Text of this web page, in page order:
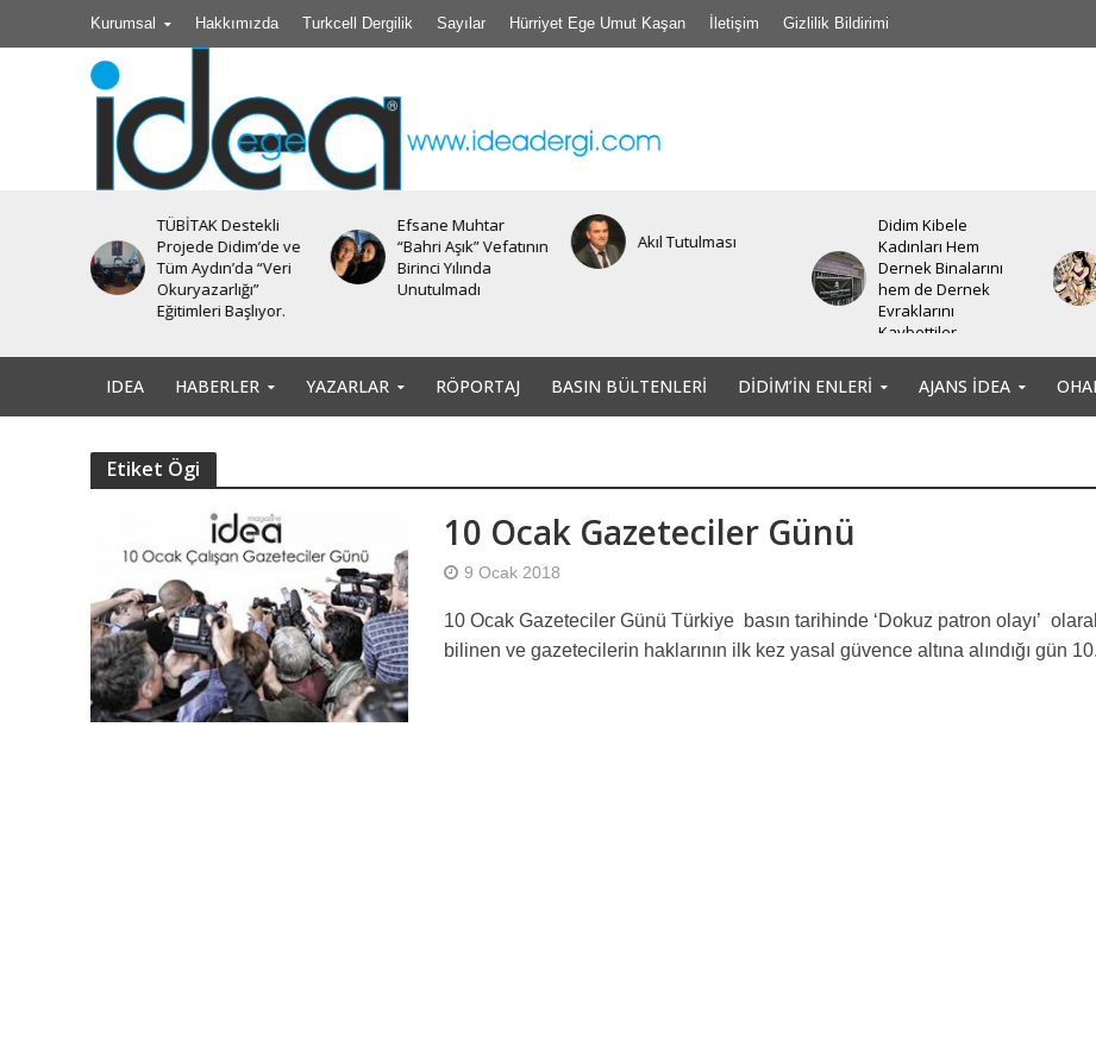
Kurumsal Hakkımızda Turkcell Dergilik Sayılar Hürriyet Ege Umut Kaşan İletişim Gizlilik Bildirimi
TÜBİTAK Destekli
Projede Didim’de ve
Tüm Aydın’da “Veri
Okuryazarlığı”
Eğitimleri Başlıyor.
Efsane Muhtar
“Bahri Aşık” Vefatının
Birinci Yılında
Unutulmadı
Akıl Tutulması
Didim Kibele
Kadınları Hem
Dernek Binalarını
hem de Dernek
Evraklarını
Kaybettiler.
IDEA HABERLER YAZARLAR RÖPORTAJ BASIN BÜLTENLERI DIDIM’IN ENLERI AJANS İDEA
Etiket Ögi
10 Ocak Gazeteciler Günü
9 Ocak 2018
10 Ocak Gazeteciler Günü Türkiye basın tarihinde ‘Dokuz patron olayı’
bilinen ve gazetecilerin haklarının ilk kez yasal güvence altına alındığı gün